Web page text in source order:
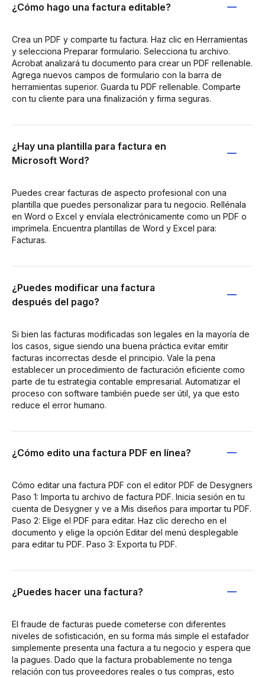
¿Cómo hago una factura editable?
Crea un PDF y comparte tu factura. Haz clic en Herramientas
y selecciona Preparar formulario. Selecciona tu archivo.
Acrobat analizará tu documento para crear un PDF rellenable.
Agrega nuevos campos de formulario con la barra de
herramientas superior. Guarda tu PDF rellenable. Comparte
con tu cliente para una finalización y firma seguras.
¿Hay una plantilla para factura en
Microsoft Word?
Puedes crear facturas de aspecto profesional con una
plantilla que puedes personalizar para tu negocio. Rellénala
en Word o Excel y envíala electrónicamente como un PDF o
imprímela. Encuentra plantillas de Word y Excel para:
Facturas.
¿Puedes modificar una factura
después del pago?
Si bien las facturas modificadas son legales en la mayoría de
los casos, sigue siendo una buena práctica evitar emitir
facturas incorrectas desde el principio. Vale la pena
establecer un procedimiento de facturación eficiente como
parte de tu estrategia contable empresarial. Automatizar el
proceso con software también puede ser útil, ya que esto
reduce el error humano.
¿Cómo edito una factura PDF en línea?
Cómo editar una factura PDF con el editor PDF de Desygners
Paso 1: Importa tu archivo de factura PDF. Inicia sesión en tu
cuenta de Desygner y ve a Mis diseños para importar tu PDF.
Paso 2: Elige el PDF para editar. Haz clic derecho en el
documento y elige la opción Editar del menú desplegable
para editar tu PDF. Paso 3: Exporta tu PDF.
¿Puedes hacer una factura?
El fraude de facturas puede cometerse con diferentes
niveles de sofisticación, en su forma más simple el estafador
simplemente presenta una factura a tu negocio y espera que
la pagues. Dado que la factura probablemente no tenga
relación con tus proveedores reales o tus compras, esto